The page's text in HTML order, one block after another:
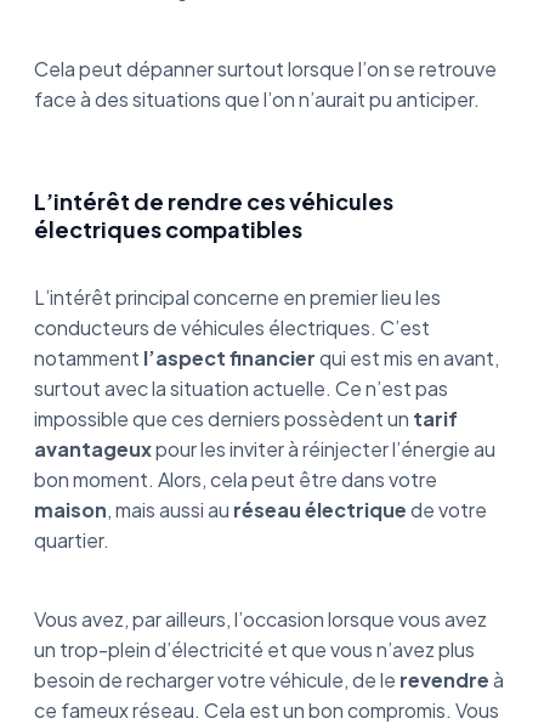
Cela peut dépanner surtout lorsque l’on se retrouve
face à des situations que l’on n’aurait pu anticiper.
L’intérêt de rendre ces véhicules
électriques compatibles
L’intérêt principal concerne en premier lieu les
conducteurs de véhicules électriques. C’est
notamment l’aspect financierqui est mis en avant,
surtout avec la situation actuelle. Ce n’est pas
impossible que ces derniers possèdent un tarif
avantageuxpour les inviter à réinjecter l’énergie au
bon moment. Alors, cela peut être dans votre
maison, mais aussi au réseau électriquede votre
quartier.
Vous avez, par ailleurs, l’occasion lorsque vous avez
un trop-plein d’électricité et que vous n’avez plus
besoin de recharger votre véhicule, de le revendreà
ce fameux réseau. Cela est un bon compromis. Vous